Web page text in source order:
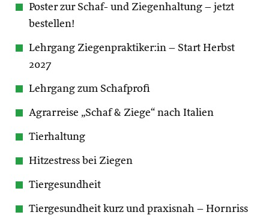
Poster zur Schaf- und Ziegenhaltung – jetzt
bestellen!
Lehrgang Ziegenpraktiker:in – Start Herbst
2027
Lehrgang zum Schafprofi
Agrarreise „Schaf & Ziege“ nach Italien
Tierhaltung
Hitzestress bei Ziegen
Tiergesundheit
Tiergesundheit kurz und praxisnah – Hornriss